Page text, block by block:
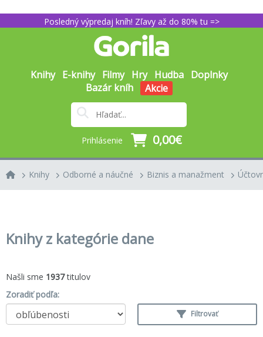
Posledný výpredaj kníh! Zľavy až do 80% tu =>
Knihy E-knihy Filmy Hry Hudba Doplnky
Bazár kníh
Akcie
Prihlásenie 0,00€
Knihy Odborné a náučné Biznis a manažment
Knihy z kategórie dane
Našli sme 1937titulov
Zoradiť podľa:
Filtrovať